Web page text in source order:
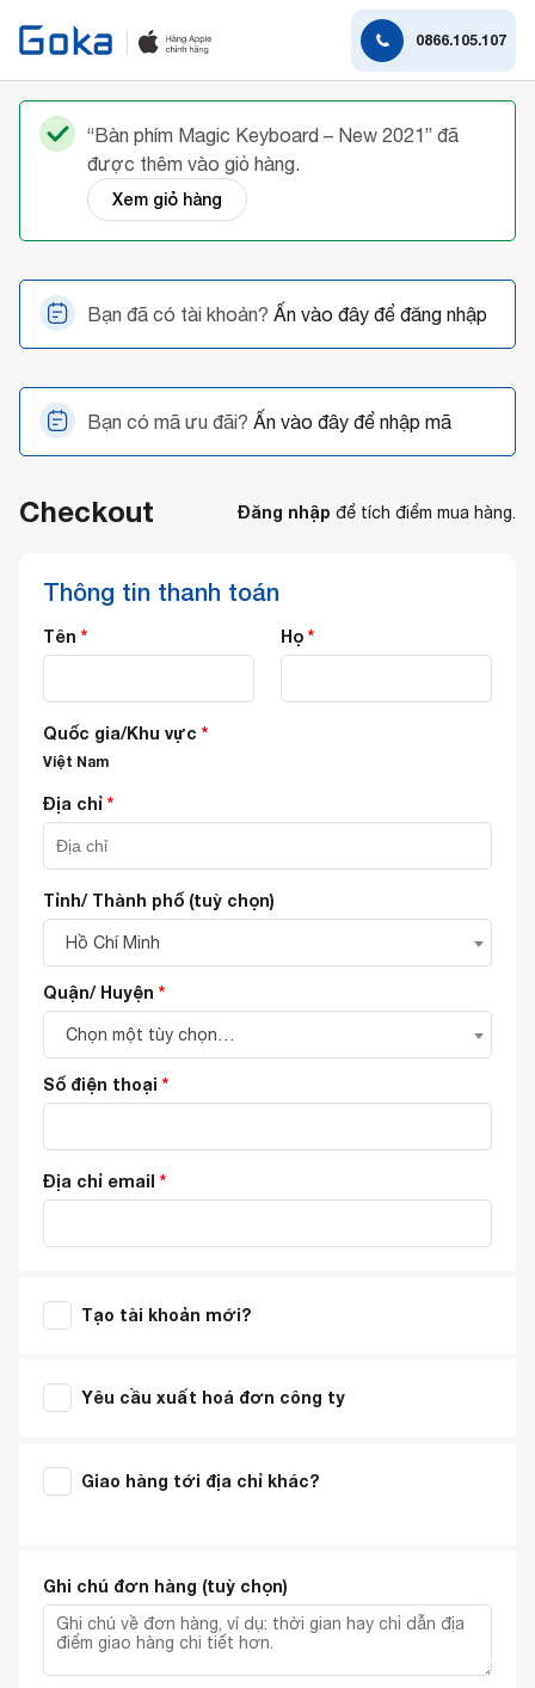
0866.105.107
Xem giỏ hàng
“Bàn phím Magic Keyboard – New 2021” đã
được thêm vào giỏ hàng.
Bạn đã có tài khoản? Ấn vào đây để đăng nhập
Bạn có mã ưu đãi? Ấn vào đây để nhập mã
Checkout Đăng nhập để tích điểm mua hàng.
Thông tin thanh toán
Tên * Họ*
Quốc gia/Khu vực *
Việt Nam
Địa chỉ *
Tỉnh/ Thành phố (tuỳ chọn)
Hồ Chí Minh
Quận/ Huyện *
Chọn một tùy chọn…
Số điện thoại *
Địa chỉ email *
Tạo tài khoản mới?
Yêu cầu xuất hoá đơn công ty
Giao hàng tới địa chỉ khác?
Ghi chú đơn hàng (tuỳ chọn)